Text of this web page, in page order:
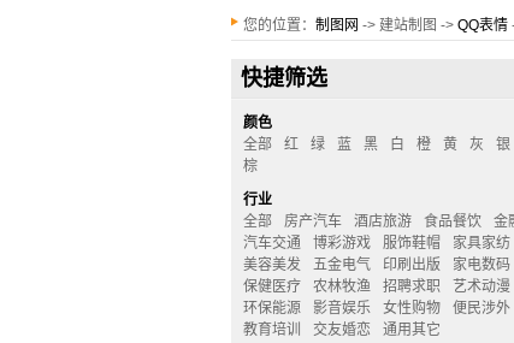
您的位置： 制图网 -> 建站制图 -> QQ表情
快捷筛选
颜色
全部
红 绿 蓝 黑 白 橙 黄 灰 银
棕
行业
全部
房产汽车 酒店旅游 食品餐饮
金
汽车交通
博彩游戏 服饰鞋帽 家具家纺
美容美发
五金电气 印刷出版 家电数码
保健医疗
农林牧渔 招聘求职 艺术动漫
环保能源
影音娱乐 女性购物 便民涉外
教育培训
交友婚恋
通用其它